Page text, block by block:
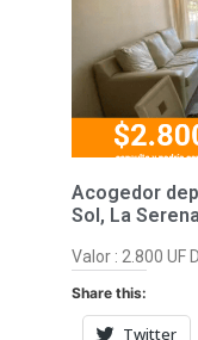
Acogedor
Sol, La
Valor : 2.800 UF
Share this:
Twitter